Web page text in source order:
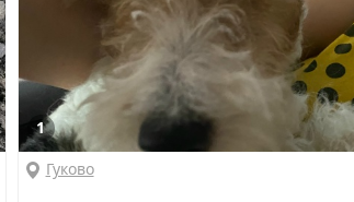
1
Гуково